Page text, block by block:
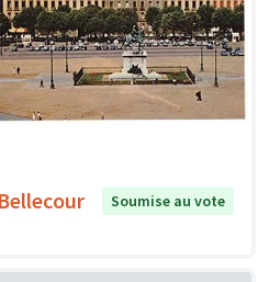
Soumise au vote